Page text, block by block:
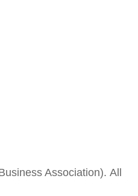
Association). All